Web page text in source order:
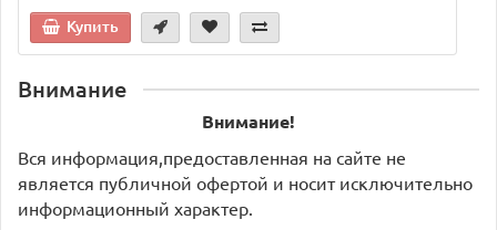
Купить
Внимание
Внимание!
Вся информация,предоставленная на сайте не
является публичной офертой и носит исключительно
информационный характер.